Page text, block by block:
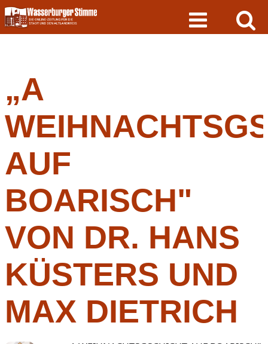
Skip
to
content
„A
AUF
BOARISCH"
VON DR. HANS
KÜSTERS UND
MAX DIETRICH